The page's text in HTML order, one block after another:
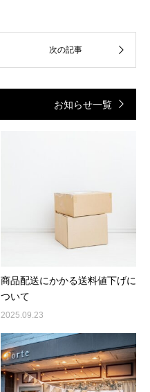
お知らせ一覧
商品配送にかかる送料値下げに
ついて
2025.09.23